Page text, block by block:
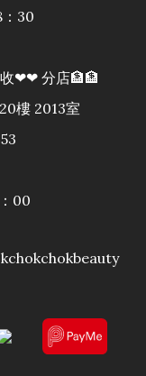
30
❤❤ 分店🏦🏦
樓 2013室
00